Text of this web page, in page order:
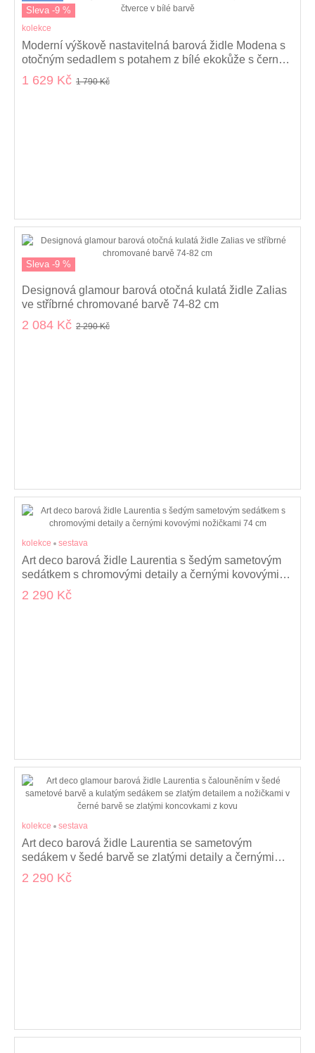
Sleva -9 %
kolekce
Moderní výškově nastavitelná barová židle Modena s
otočným sedadlem s potahem z bílé ekokůže s černou
nohou 92-116 cm
1 629 Kč 1 790 Kč
Sleva -9 %
Designová glamour barová otočná kulatá židle Zalias
ve stříbrné chromované barvě 74-82 cm
2 084 Kč 2 290 Kč
kolekce sestava
Art deco barová židle Laurentia s šedým sametovým
sedátkem s chromovými detaily a černými kovovými
nožičkami 74 cm
2 290 Kč
kolekce sestava
Art deco barová židle Laurentia se sametovým
sedákem v šedé barvě se zlatými detaily a černými
kovovými nožičkami 74 cm
2 290 Kč